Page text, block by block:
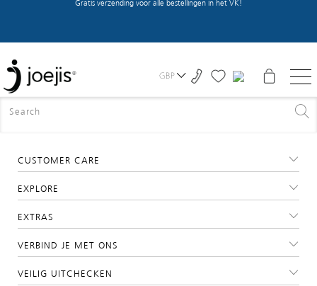
Gratis verzending voor alle bestellingen in het VK!
GBP
FREE SHIPPING FOR ORDERS WITHIN THE UK
CUSTOMER CARE
EXPLORE
EXTRAS
VERBIND JE MET ONS
VEILIG UITCHECKEN